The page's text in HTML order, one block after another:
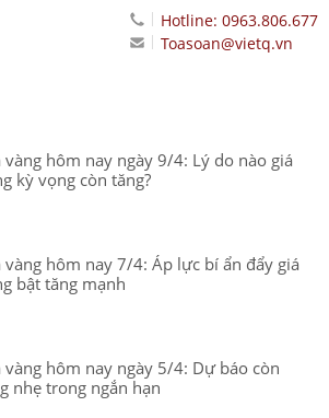
Hotline: 0963.806.677
Toasoan@vietq.vn
vàng hôm nay ngày 9/4: Lý do nào giá
kỳ vọng còn tăng?
vàng hôm nay 7/4: Áp lực bí ẩn đẩy giá
bật tăng mạnh
vàng hôm nay ngày 5/4: Dự báo còn
nhẹ trong ngắn hạn